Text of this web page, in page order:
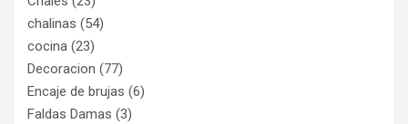
chalinas (54)
cocina (23)
Decoracion (77)
Encaje de brujas (6)
Faldas Damas (3)